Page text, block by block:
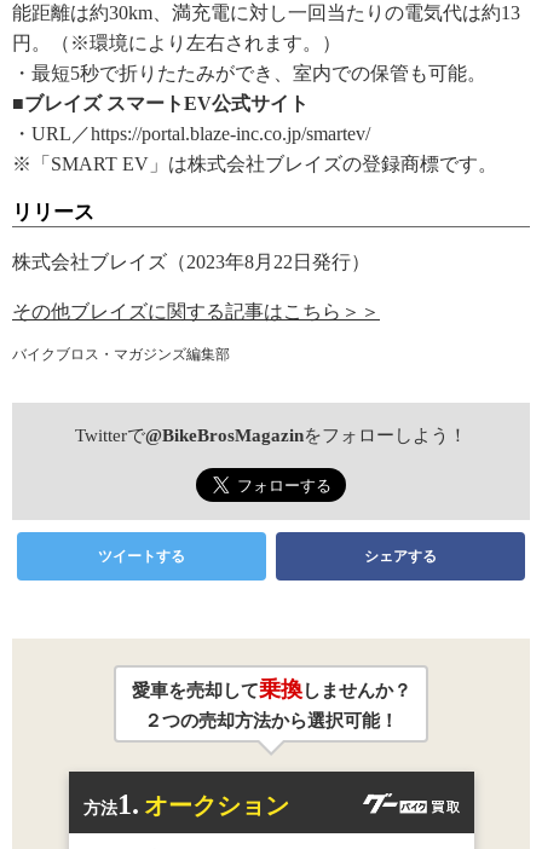
能距離は約30km、満充電に対し一回当たりの電気代は約13
円。（※環境により左右されます。）
・最短5秒で折りたたみができ、室内での保管も可能。
■ブレイズ スマートEV公式サイト
・URL／https://portal.blaze-inc.co.jp/smartev/
※「SMART EV」は株式会社ブレイズの登録商標です。
リリース
株式会社ブレイズ（2023年8月22日発行）
その他ブレイズに関する記事はこちら＞＞
バイクブロス・マガジンズ編集部
Twitterで@BikeBrosMagazinをフォローしよう！
ツイートする シェアする
愛車を売却して乗換しませんか？
２つの売却方法から選択可能！
方法1. オークション